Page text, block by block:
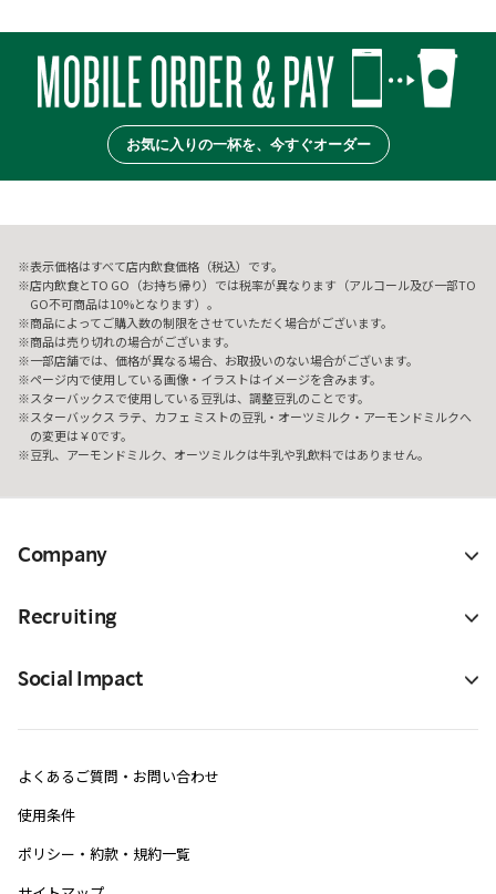
お気に入りの一杯を、今すぐオーダー
表示価格はすべて店内飲食価格（税込）です。
店内飲食とTO GO（お持ち帰り）では税率が異なります（アルコール及び一部TO
GO不可商品は10%となります）。
商品によってご購入数の制限をさせていただく場合がございます。
商品は売り切れの場合がございます。
一部店舗では、価格が異なる場合、お取扱いのない場合がございます。
ページ内で使用している画像・イラストはイメージを含みます。
スターバックスで使用している豆乳は、調整豆乳のことです。
スターバックス ラテ、カフェ ミストの豆乳・オーツミルク・アーモンドミルクへ
の変更は￥0です。
豆乳、アーモンドミルク、オーツミルクは牛乳や乳飲料ではありません。
Company
Recruiting
Social Impact
よくあるご質問・お問い合わせ
使用条件
ポリシー・約款・規約一覧